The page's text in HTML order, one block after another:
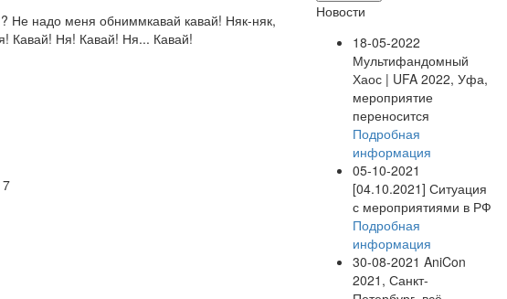
Не надо меня обниммкавай кавай! Няк-няк,
Кавай! Ня! Кавай! Ня... Кавай!
Новости
18-05-2022
Мультифандомный
Хаос | UFA 2022, Уфа,
мероприятие
переносится
Подробная
информация
05-10-2021
[04.10.2021] Ситуация
с мероприятиями в РФ
Подробная
информация
30-08-2021 AniCon
2021, Санкт-